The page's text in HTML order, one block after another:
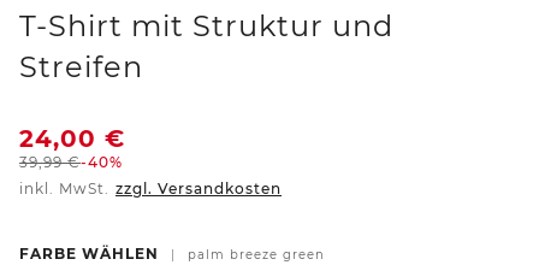
T-Shirt mit Struktur und
Streifen
24,00 €
39,99€-40%
inkl. MwSt. zzgl. Versandkosten
FARBE WÄHLEN | palm breeze green